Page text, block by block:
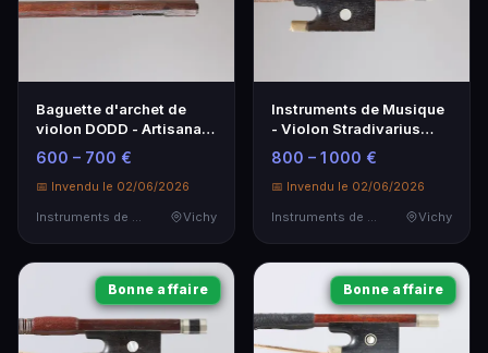
Baguette d'archet de
violon DODD - Artisanat
Anglais de Qualité
600 – 700 €
📅 Invendu le 02/06/2026
Instruments de Musique
Vichy
Instruments de Musique
- Violon Stradivarius
Réplique - Excellent État
800 – 1 000 €
📅 Invendu le 02/06/2026
Instruments de Musique
Vichy
Bonne affaire Bonne affaire